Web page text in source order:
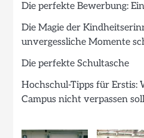
Die perfekte Bewerbung:
Die Magie der
unvergessliche Momente
Die perfekte Schultasche
Hochschul-Tipps für Erstis:
Campus nicht verpassen